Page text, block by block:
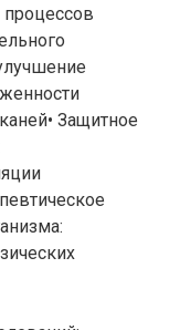
Защитное